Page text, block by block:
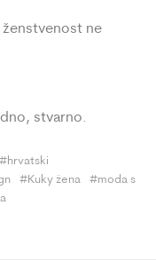
ne
stvarno.
hrvatski
Kuky žena
moda s